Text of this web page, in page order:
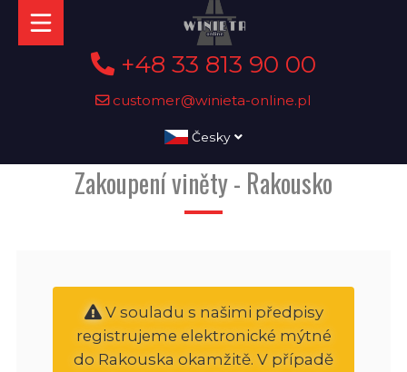
+48 33 813 90 00
customer@winieta-online.pl
Česky
Zakoupení viněty - Rakousko
V souladu s našimi předpisy
registrujeme elektronické mýtné
do Rakouska okamžitě. V případě